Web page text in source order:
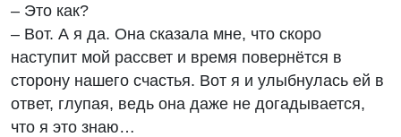
– Это как?
– Вот. А я да. Она сказала мне, что скоро
наступит мой рассвет и время повернётся в
сторону нашего счастья. Вот я и улыбнулась ей в
ответ, глупая, ведь она даже не догадывается,
что я это знаю…